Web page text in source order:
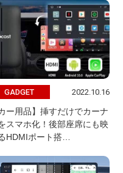
GADGET 2022.10.16
カー用品】挿すだけでカーナ
スマホ化！後部座席にも映
HDMIポート搭…